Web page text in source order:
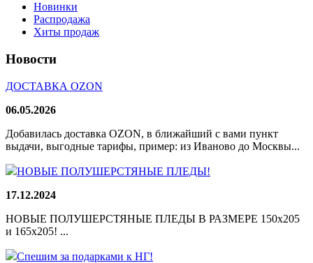
Новинки
Распродажа
Хиты продаж
Новости
ДОСТАВКА OZON
06.05.2026
Добавилась доставка OZON, в ближайший с вами пункт
выдачи, выгодные тарифы, пример: из Иваново до Москвы...
НОВЫЕ ПОЛУШЕРСТЯНЫЕ ПЛЕДЫ!
17.12.2024
НОВЫЕ ПОЛУШЕРСТЯНЫЕ ПЛЕДЫ В РАЗМЕРЕ 150х205
и 165х205! ...
Спешим за подарками к НГ!